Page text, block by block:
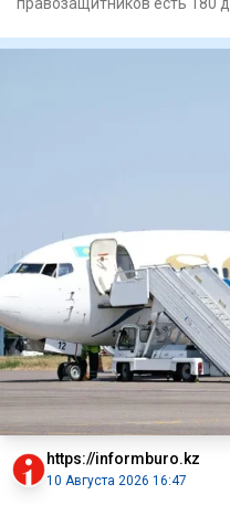
правозащитников есть 180
https://informburo.kz
10 Августа 2026 16:47